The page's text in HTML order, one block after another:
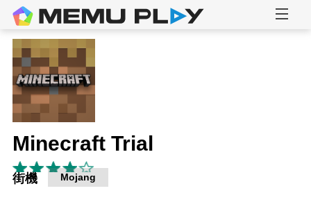
Minecraft Trial
街機 Mojang